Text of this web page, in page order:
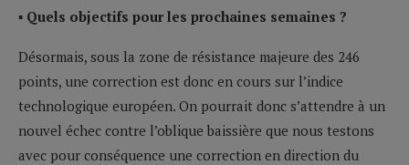
▪ Quels objectifs pour les prochaines semaines ?
Désormais, sous la zone de résistance majeure des 246
points, une correction est donc en cours sur l’indice
technologique européen. On pourrait donc s’attendre à un
nouvel échec contre l’oblique baissière que nous testons
avec pour conséquence une correction en direction du